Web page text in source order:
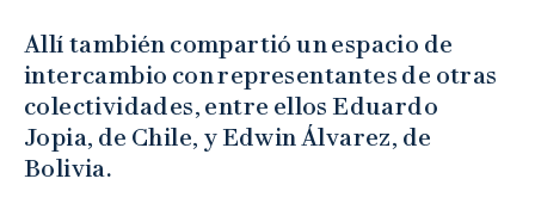
Allí también compartió un espacio de
intercambio con representantes de otras
colectividades, entre ellos Eduardo
Jopia, de Chile, y Edwin Álvarez, de
Bolivia.